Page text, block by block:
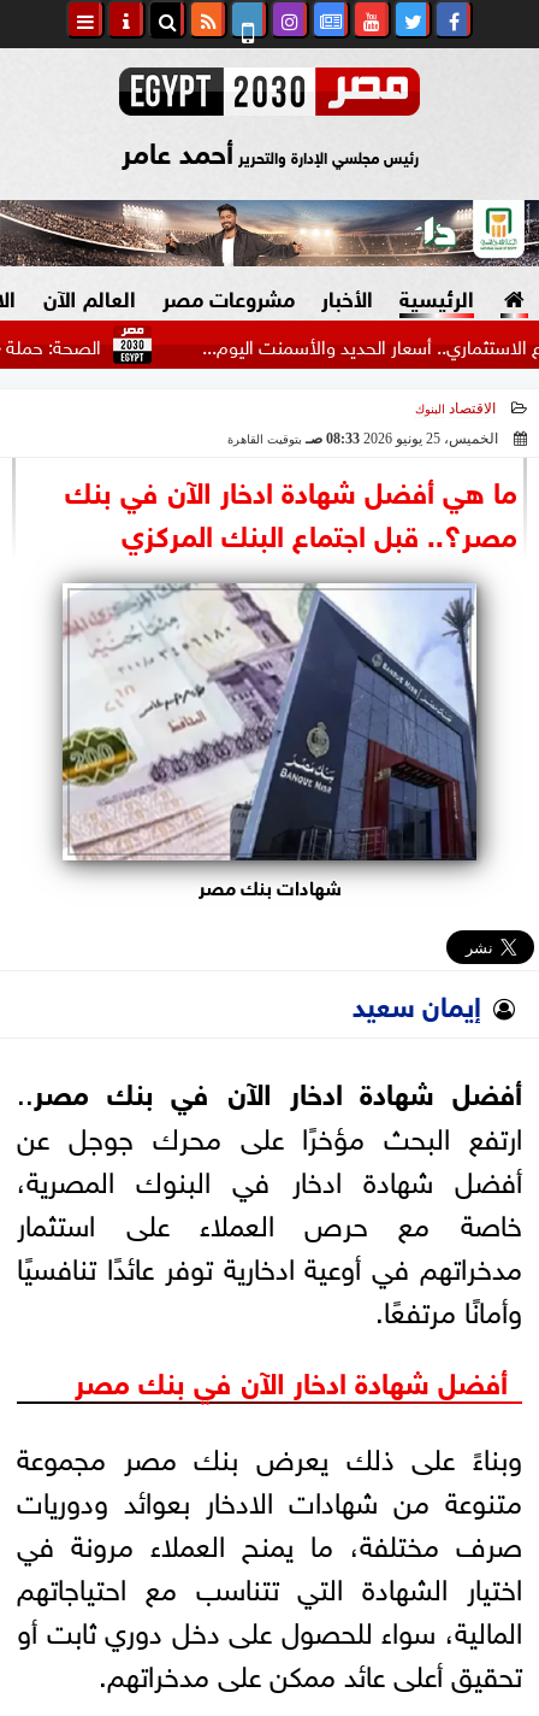
رئيس مجلسي الإدارة والتحرير أحمد عامر
الرئيسية الأخبار
السياسة
الرئاسة
البرلمان
الوزارات
الأحزاب
مشروعات مصر
صنع في مصر
العالم الآن
الصحة: حملة «100 يوم صحة» تقدم نحو 11 مليون خدمة... أسعار الحديد والأسمنت اليوم...
الاقتصاد البنوك
الخميس، 25 يونيو 2026 08:33 صـ بتوقيت القاهرة
ما هي أفضل شهادة ادخار الآن في بنك
مصر؟.. قبل اجتماع البنك المركزي
شهادات بنك مصر
إيمان سعيد
أفضل شهادة ادخار الآن في بنك مصر..
ارتفع البحث مؤخرًا على محرك جوجل عن
أفضل شهادة ادخار في البنوك المصرية،
خاصة مع حرص العملاء على استثمار
مدخراتهم في أوعية ادخارية توفر عائدًا تنافسيًا
وأمانًا مرتفعًا.
أفضل شهادة ادخار الآن في بنك مصر
وبناءً على ذلك يعرض بنك مصر مجموعة
متنوعة من شهادات الادخار بعوائد ودوريات
صرف مختلفة، ما يمنح العملاء مرونة في
اختيار الشهادة التي تتناسب مع احتياجاتهم
المالية، سواء للحصول على دخل دوري ثابت أو
تحقيق أعلى عائد ممكن على مدخراتهم.